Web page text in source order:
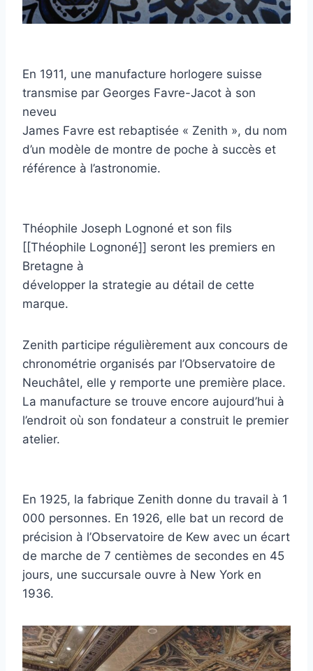
En 1911, une manufacture horlogere suisse
transmise par Georges Favre-Jacot à son
neveu
James Favre est rebaptisée « Zenith », du nom
d’un modèle de montre de poche à succès et
référence à l’astronomie.
Théophile Joseph Lognoné et son fils
[[Théophile Lognoné]] seront les premiers en
Bretagne à
développer la strategie au détail de cette
marque.
Zenith participe régulièrement aux concours de
chronométrie organisés par l’Observatoire de
Neuchâtel, elle y remporte une première place.
La manufacture se trouve encore aujourd’hui à
l’endroit où son fondateur a construit le premier
atelier.
En 1925, la fabrique Zenith donne du travail à 1
000 personnes. En 1926, elle bat un record de
précision à l’Observatoire de Kew avec un écart
de marche de 7 centièmes de secondes en 45
jours, une succursale ouvre à New York en
1936.